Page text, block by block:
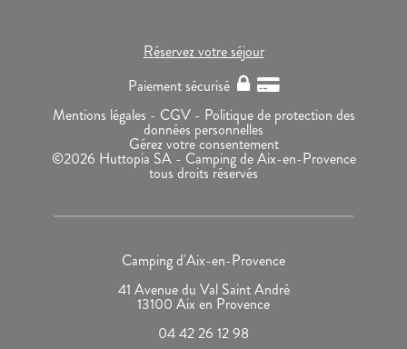
Réservez votre séjour
Paiement sécurisé
Mentions légales - CGV - Politique de protection des
données personnelles
Gérez votre consentement
©2026 Huttopia SA - Camping de Aix-en-Provence
tous droits réservés
Camping d'Aix-en-Provence
41 Avenue du Val Saint André
13100 Aix en Provence
04 42 26 12 98